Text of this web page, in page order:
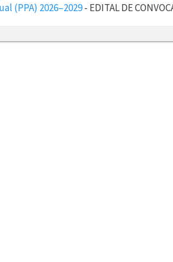
(PPA) 2026–2029- EDITAL DE